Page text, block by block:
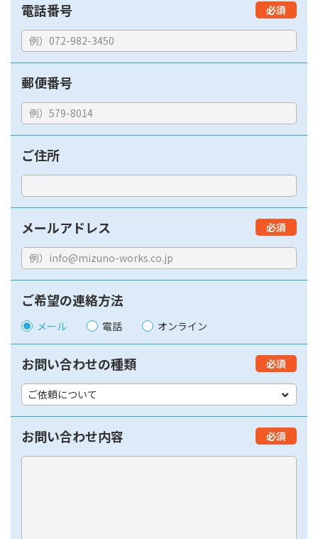
電話番号 必須
郵便番号
ご住所
メールアドレス 必須
ご希望の連絡方法
メール 電話 オンライン
お問い合わせの種類 必須
お問い合わせ内容 必須